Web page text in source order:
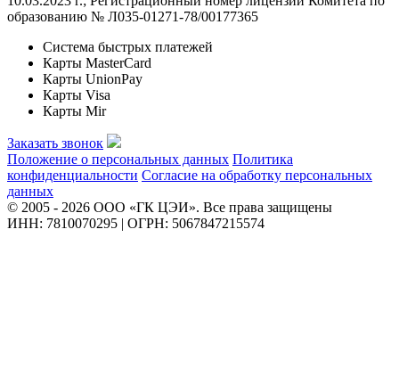
образованию № Л035-01271-78/00177365
Система быстрых платежей
Карты MasterCard
Карты UnionPay
Карты Visa
Карты Mir
Заказать звонок
Положение о персональных данных Политика
конфиденциальности Согласие на обработку персональных
данных
© 2005 - 2026 ООО «ГК ЦЭИ». Все права защищены
ИНН: 7810070295 | ОГРН: 5067847215574